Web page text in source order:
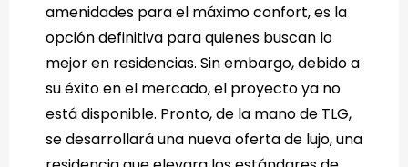
amenidades para el máximo confort, es la
opción definitiva para quienes buscan lo
mejor en residencias. Sin embargo, debido a
su éxito en el mercado, el proyecto ya no
está disponible. Pronto, de la mano de TLG,
se desarrollará una nueva oferta de lujo, una